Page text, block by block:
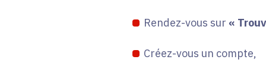
Rendez-vous sur «
Créez-vous un compte,